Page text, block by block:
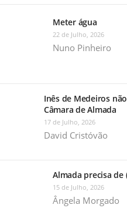
Meter água
22 de Julho, 2026
Nuno Pinheiro
Inês de Medeiros
Câmara de Almada
17 de Julho, 2026
David Cristóvão
Almada precisa de
15 de Julho, 2026
Ângela Morgado